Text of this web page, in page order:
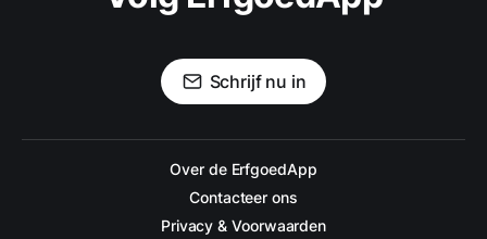
Schrijf nu in
Over de ErfgoedApp
Contacteer ons
Privacy & Voorwaarden